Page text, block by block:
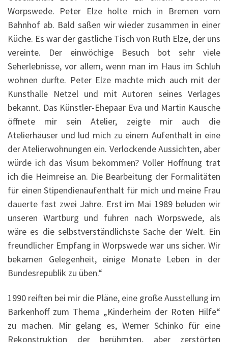
Worpswede. Peter Elze holte mich in Bremen vom
Bahnhof ab. Bald saßen wir wieder zusammen in einer
Küche. Es war der gastliche Tisch von Ruth Elze, der uns
vereinte. Der einwöchige Besuch bot sehr viele
Seherlebnisse, vor allem, wenn man im Haus im Schluh
wohnen durfte. Peter Elze machte mich auch mit der
Kunsthalle Netzel und mit Autoren seines Verlages
bekannt. Das Künstler-Ehepaar Eva und Martin Kausche
öffnete mir sein Atelier, zeigte mir auch die
Atelierhäuser und lud mich zu einem Aufenthalt in eine
der Atelierwohnungen ein. Verlockende Aussichten, aber
würde ich das Visum bekommen? Voller Hoffnung trat
ich die Heimreise an. Die Bearbeitung der Formalitäten
für einen Stipendienaufenthalt für mich und meine Frau
dauerte fast zwei Jahre. Erst im Mai 1989 beluden wir
unseren Wartburg und fuhren nach Worpswede, als
wäre es die selbstverständlichste Sache der Welt. Ein
freundlicher Empfang in Worpswede war uns sicher. Wir
bekamen Gelegenheit, einige Monate Leben in der
Bundesrepublik zu üben.“
1990 reiften bei mir die Pläne, eine große Ausstellung im
Barkenhoff zum Thema „Kinderheim der Roten Hilfe“
zu machen. Mir gelang es, Werner Schinko für eine
Rekonstruktion der berühmten, aber zerstörten